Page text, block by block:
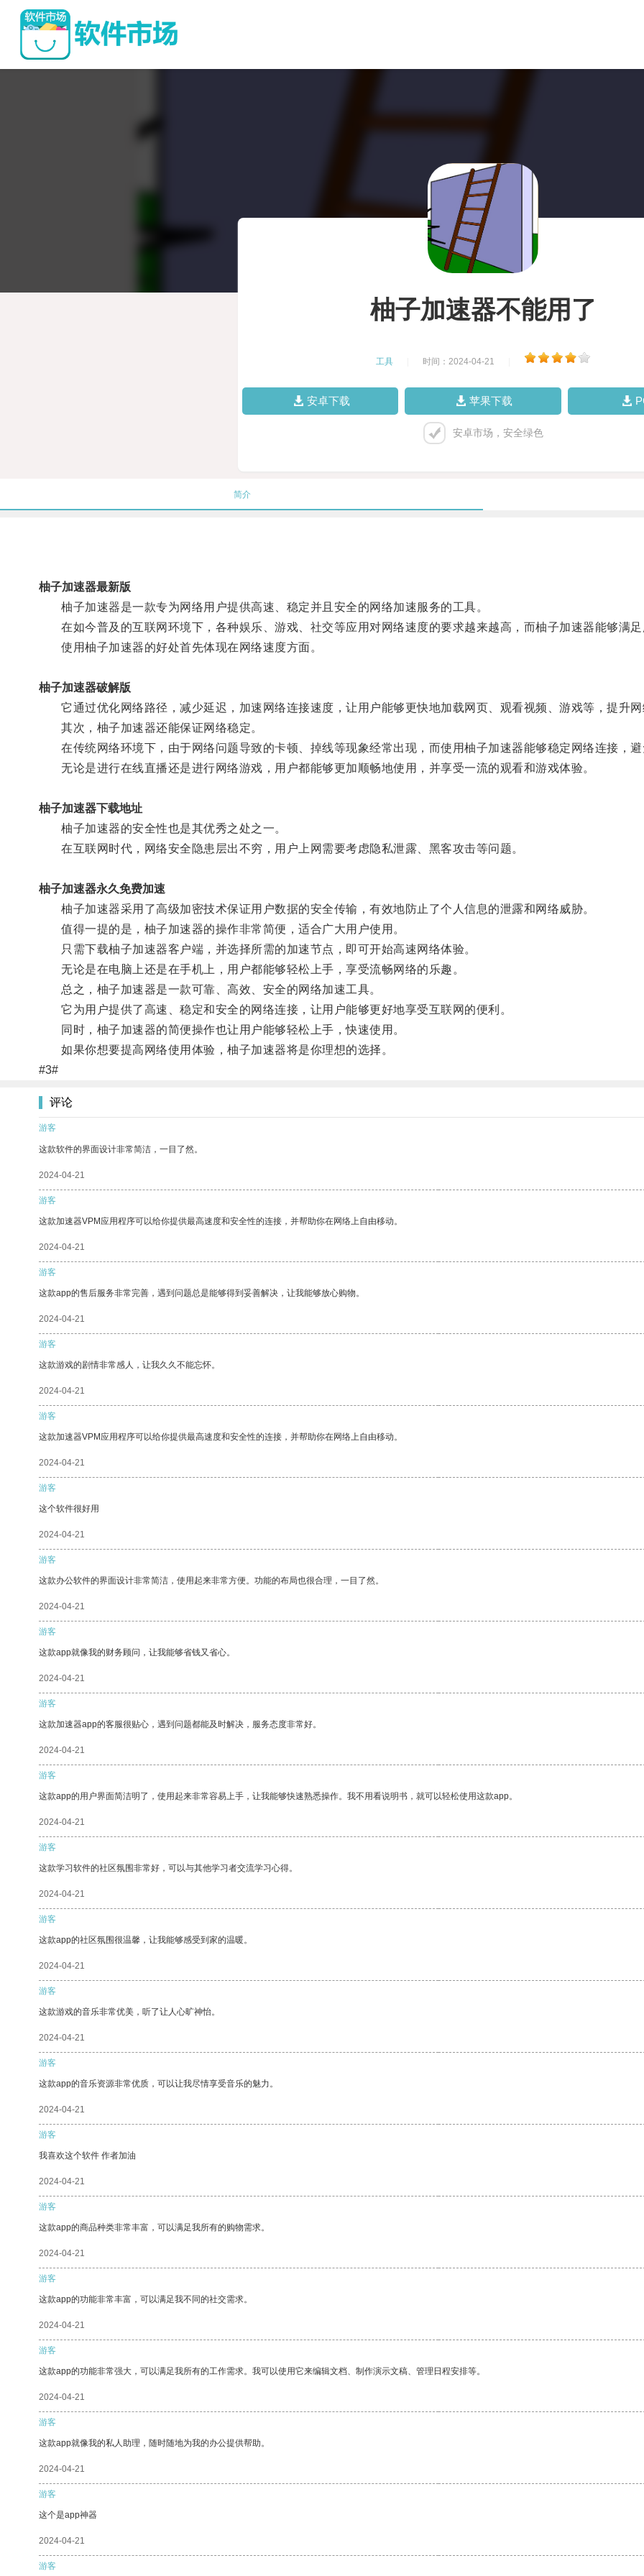
柚子加速器不能用了
工具 时间：2024-04-21
安卓下载 苹果下载
安卓市场，安全绿色
简介
柚子加速器最新版
柚子加速器是一款专为网络用户提供高速、稳定并且安全的网络加速服务的工具。
在如今普及的互联网环境下，各种娱乐、游戏、社交等应用对网络速度的要求越来越高，而柚子加速器能够满足
使用柚子加速器的好处首先体现在网络速度方面。
柚子加速器破解版
它通过优化网络路径，减少延迟，加速网络连接速度，让用户能够更快地加载网页、观看视频、游戏等，提升网
其次，柚子加速器还能保证网络稳定。
在传统网络环境下，由于网络问题导致的卡顿、掉线等现象经常出现，而使用柚子加速器能够稳定网络连接，避
无论是进行在线直播还是进行网络游戏，用户都能够更加顺畅地使用，并享受一流的观看和游戏体验。
柚子加速器下载地址
柚子加速器的安全性也是其优秀之处之一。
在互联网时代，网络安全隐患层出不穷，用户上网需要考虑隐私泄露、黑客攻击等问题。
柚子加速器永久免费加速
柚子加速器采用了高级加密技术保证用户数据的安全传输，有效地防止了个人信息的泄露和网络威胁。
值得一提的是，柚子加速器的操作非常简便，适合广大用户使用。
只需下载柚子加速器客户端，并选择所需的加速节点，即可开始高速网络体验。
无论是在电脑上还是在手机上，用户都能够轻松上手，享受流畅网络的乐趣。
总之，柚子加速器是一款可靠、高效、安全的网络加速工具。
它为用户提供了高速、稳定和安全的网络连接，让用户能够更好地享受互联网的便利。
同时，柚子加速器的简便操作也让用户能够轻松上手，快速使用。
如果你想要提高网络使用体验，柚子加速器将是你理想的选择。
#3#
评论
游客
这款软件的界面设计非常简洁，一目了然。
2024-04-21
游客
这款加速器VPM应用程序可以给你提供最高速度和安全性的连接，并帮助你在网络上自由移动。
2024-04-21
游客
这款app的售后服务非常完善，遇到问题总是能够得到妥善解决，让我能够放心购物。
2024-04-21
游客
这款游戏的剧情非常感人，让我久久不能忘怀。
2024-04-21
游客
这款加速器VPM应用程序可以给你提供最高速度和安全性的连接，并帮助你在网络上自由移动。
2024-04-21
游客
这个软件很好用
2024-04-21
游客
这款办公软件的界面设计非常简洁，使用起来非常方便。功能的布局也很合理，一目了然。
2024-04-21
游客
这款app就像我的财务顾问，让我能够省钱又省心。
2024-04-21
游客
这款加速器app的客服很贴心，遇到问题都能及时解决，服务态度非常好。
2024-04-21
游客
这款app的用户界面简洁明了，使用起来非常容易上手，让我能够快速熟悉操作。我不用看说明书，就可以轻松使用这款app。
2024-04-21
游客
这款学习软件的社区氛围非常好，可以与其他学习者交流学习心得。
2024-04-21
游客
这款app的社区氛围很温馨，让我能够感受到家的温暖。
2024-04-21
游客
这款游戏的音乐非常优美，听了让人心旷神怡。
2024-04-21
游客
这款app的音乐资源非常优质，可以让我尽情享受音乐的魅力。
2024-04-21
游客
我喜欢这个软件 作者加油
2024-04-21
游客
这款app的商品种类非常丰富，可以满足我所有的购物需求。
2024-04-21
游客
这款app的功能非常丰富，可以满足我不同的社交需求。
2024-04-21
游客
这款app的功能非常强大，可以满足我所有的工作需求。我可以使用它来编辑文档、制作演示文稿、管理日程安排等。
2024-04-21
游客
这款app就像我的私人助理，随时随地为我的办公提供帮助。
2024-04-21
游客
这个是app神器
2024-04-21
游客